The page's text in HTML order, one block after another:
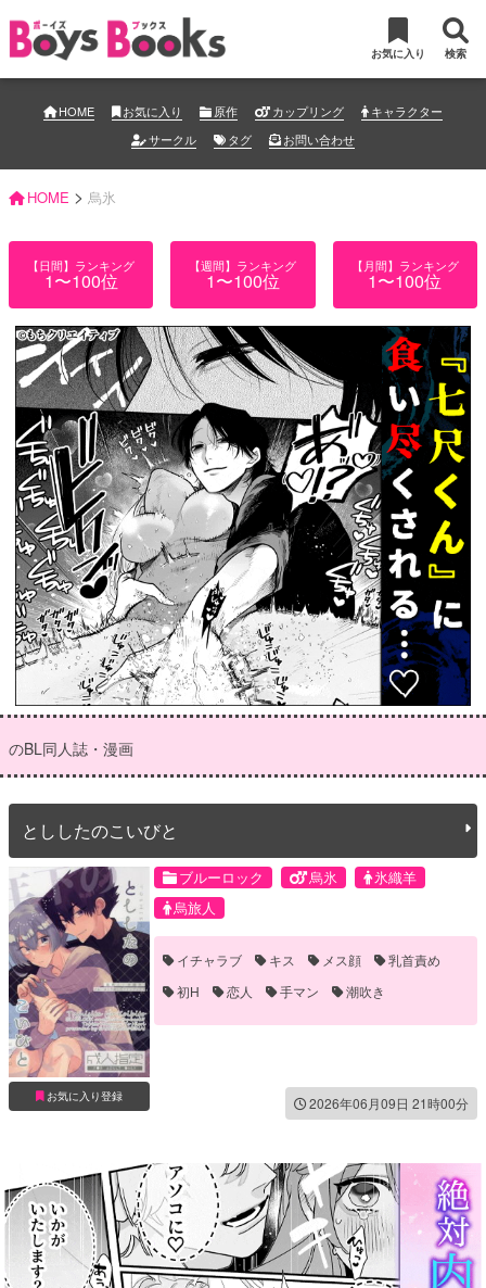
お気に入り 検索
HOME お気に入り 原作 カップリング
キャラクター
サークル
タグ お問い合わせ
HOME > 烏氷
【日間】ランキング
1〜100位
【週間】ランキング
1〜100位
【月間】ランキング
1〜100位
のBL同人誌・漫画
とししたのこいびと
お気に入り登録
ブルーロック 烏氷
氷織羊
烏旅人
イチャラブ キス メス顔
乳首責め
初H
恋人 手マン 潮吹き
2026年06月09日 21時00分